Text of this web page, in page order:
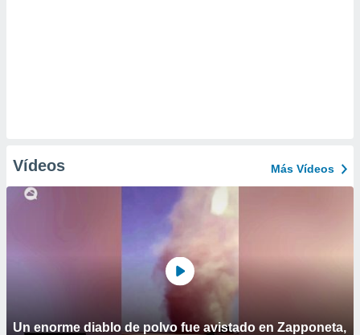
Vídeos Más Vídeos
Un enorme diablo de polvo fue avistado en Zapponeta,